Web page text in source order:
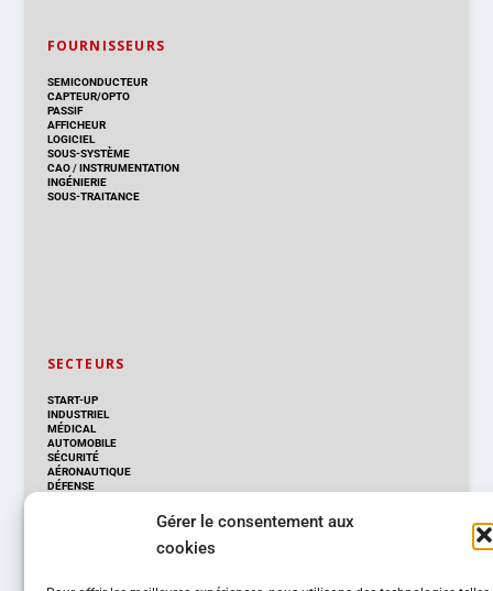
Gérer le consentement aux
cookies
FOURNISSEURS
SEMICONDUCTEUR
CAPTEUR/OPTO
PASSIF
AFFICHEUR
LOGICIEL
SOUS-SYSTÈME
CAO/INSTRUMENTATION
INGÉNIERIE
SOUS-TRAITANCE
SECTEURS
START-UP
INDUSTRIEL
MÉDICAL
AUTOMOBILE
SÉCURITÉ
AÉRONAUTIQUE
DÉFENSE